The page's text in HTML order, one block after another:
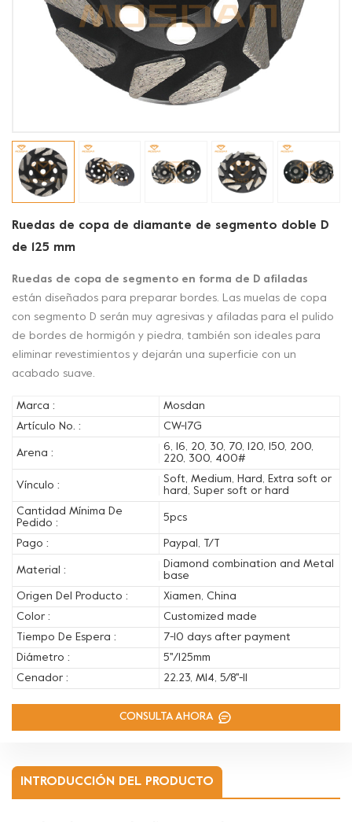
Ruedas de copa de diamante de segmento doble D
de 125 mm
Ruedas de copa de segmento en forma de D afiladas
están diseñados para preparar bordes. Las muelas de copa
con segmento D serán muy agresivas y afiladas para el pulido
de bordes de hormigón y piedra, también son ideales para
eliminar revestimientos y dejarán una superficie con un
acabado suave.
Marca :
Mosdan
Artículo No. :
CW-17G
Arena :
6, 16, 20, 30, 70, 120, 150, 200,
220, 300, 400#
Vínculo :
Soft, Medium, Hard, Extra soft or
hard, Super soft or hard
Cantidad Mínima De
Pedido :
5pcs
Pago : Paypal, T/T
Material :
Diamond combination and Metal
base
Origen Del Producto :
Xiamen, China
Color :
Customized made
Tiempo De Espera :
7-10 days after payment
Diámetro :
5''/125mm
Cenador :
22.23, M14, 5/8''-11
CONSULTA AHORA
INTRODUCCIÓN DEL PRODUCTO